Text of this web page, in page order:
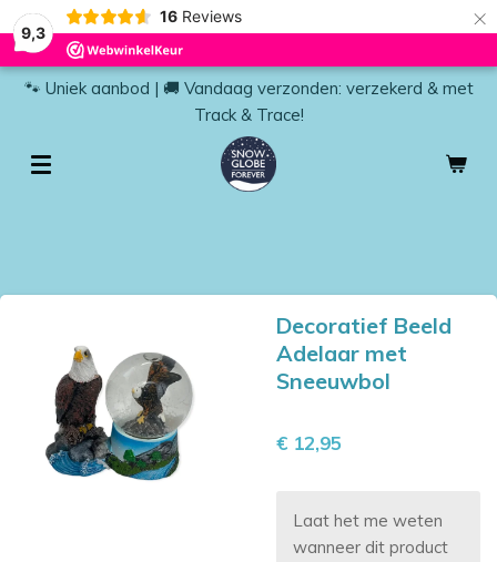
9,3
16 Reviews ×
🐾 Uniek aanbod | 🚚 Vandaag verzonden: verzekerd & met
Track & Trace!
Decoratief Beeld
Adelaar met
Sneeuwbol
€ 12,95
Laat het me weten
wanneer dit product